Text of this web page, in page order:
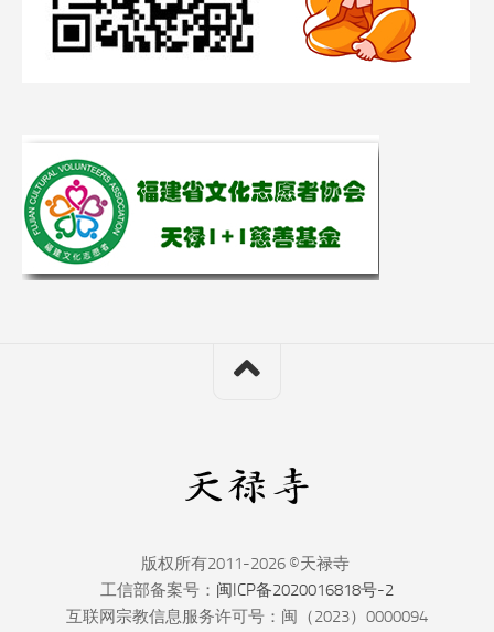
版权所有2011-2026 ©天禄寺
工信部备案号： 闽ICP备2020016818号-2
互联网宗教信息服务许可号：闽（2023）0000094